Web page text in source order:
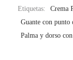
Etiquetas:
Crema
Guante con punto
Palma y dorso